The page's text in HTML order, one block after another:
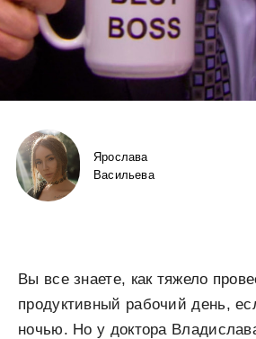
Ярослава
Васильева
Вы все знаете, как тяжело
продуктивный рабочий день,
ночью. Но у доктора